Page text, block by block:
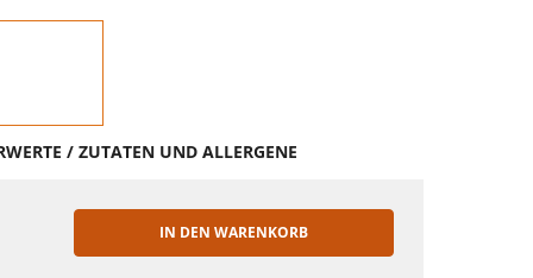
/ ZUTATEN UND ALLERGENE
IN DEN WARENKORB